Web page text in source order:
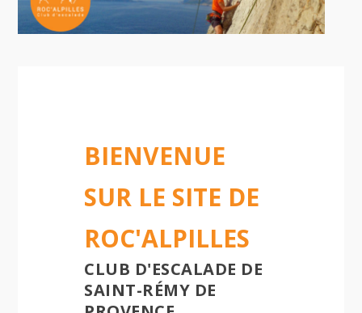
BIENVENUE
SUR LE SITE DE
ROC'ALPILLES
CLUB D'ESCALADE DE
SAINT-RÉMY DE